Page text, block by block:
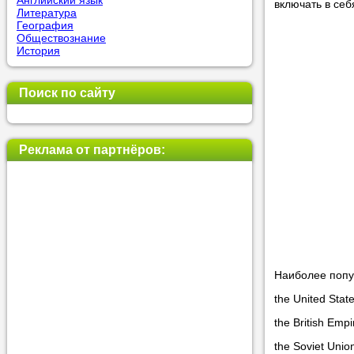
Мы
Совет 3.
Литература
География
Обществознание
История
Поиск по сайту
Реклама от партнёров:
включать в
Наиболее
the United
the British
the Soviet